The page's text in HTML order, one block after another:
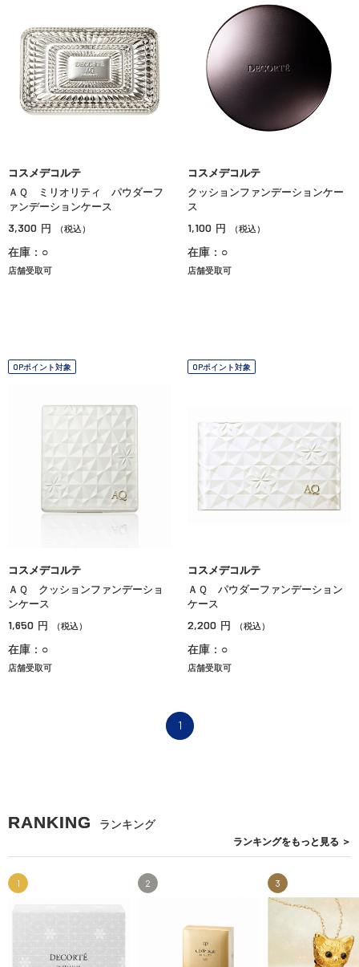
コスメデコルテ
ＡＱ ミリオリティ パウダーフ
ァンデーションケース
3,300 円 （税込）
在庫：○
店舗受取可
コスメデコルテ
クッションファンデーションケー
ス
1,100 円 （税込）
在庫：○
店舗受取可
OPポイント対象
コスメデコルテ
ＡＱ クッションファンデーショ
ンケース
1,650 円 （税込）
在庫：○
店舗受取可
OPポイント対象
コスメデコルテ
ＡＱ パウダーファンデーション
ケース
2,200 円 （税込）
在庫：○
店舗受取可
1
RANKING ランキング
ランキングをもっと見る ＞
1 2 3